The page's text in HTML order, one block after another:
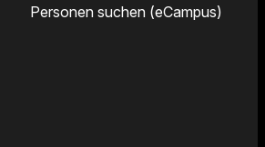
Personen suchen (eCampus)